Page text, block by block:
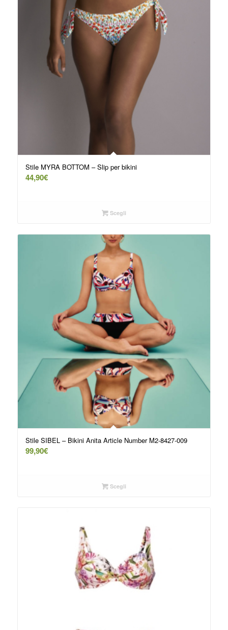
Stile MYRA BOTTOM – Slip per bikini
44,90€
Scegli
Stile SIBEL – Bikini Anita Article Number M2-8427-009
99,90€
Scegli